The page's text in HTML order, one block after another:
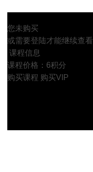
您未购买
或需要登陆才能继续查看
课程信息
课程价格：6积分
购买课程 购买VIP